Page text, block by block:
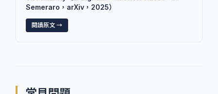
Semeraro，arXiv，2025）
閱讀原文 →